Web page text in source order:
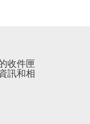
收件匣
訊和相